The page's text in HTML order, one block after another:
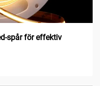
spår för effektiv